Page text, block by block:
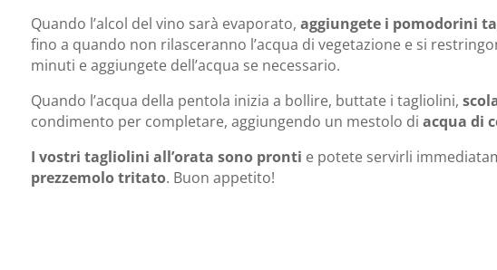
Quando l’alcol del vino sarà evaporato, aggiungete i pomodorini
fino a quando non rilasceranno l’acqua di vegetazione e si
minuti e aggiungete dell’acqua se necessario.
Quando l’acqua della pentola inizia a bollire, buttate i tagliolini,
condimento per completare, aggiungendo un mestolo di acqua di
I vostri tagliolini all’orata sono pronti e potete servirli
prezzemolo tritato. Buon appetito!